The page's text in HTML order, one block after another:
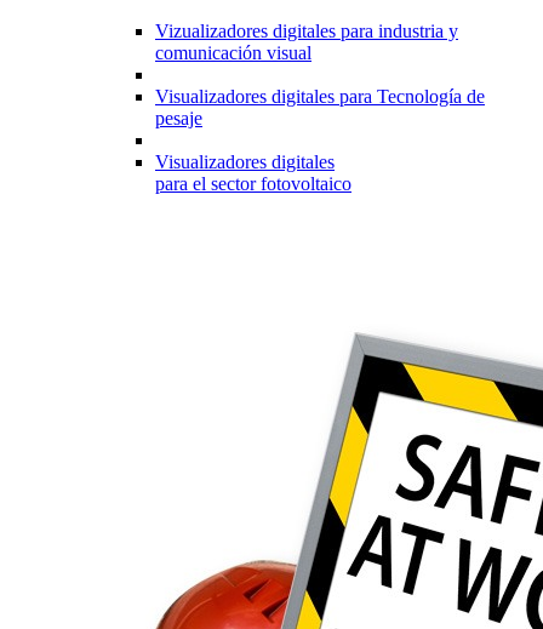
Vizualizadores digitales para industria y
comunicación visual
Visualizadores digitales para Tecnología de
pesaje
Visualizadores digitales
para el sector fotovoltaico